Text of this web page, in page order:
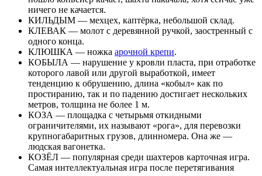
ничего не качается.
КИЛЬДЫМ — мехцех, каптёрка, небольшой склад.
КЛЕВАК — молот с деревянной ручкой, заостренный с
одного конца.
КЛЮШКА — ножка арочной крепи.
КОБЫЛА — нарушение у кровли пласта, при отработке
которого лавой или другой выработкой, имеет
тенденцию к обрушению, длина «кобыл» как по
простиранию, так и по падению достигает нескольких
метров, толщина не более 1 м.
КОЗА — площадка с четырьмя откидными
ограничителями, их называют «рога», для перевозки
крупногабаритных грузов, длинномера. Она же —
людская вагонетка.
КОЗЁЛ — популярная среди шахтеров карточная игра.
Самая интеллектуальная игра после перетягивания